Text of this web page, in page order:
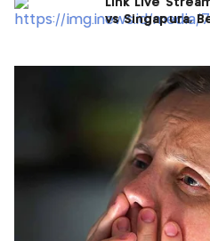
Link Live
vs Singapura,